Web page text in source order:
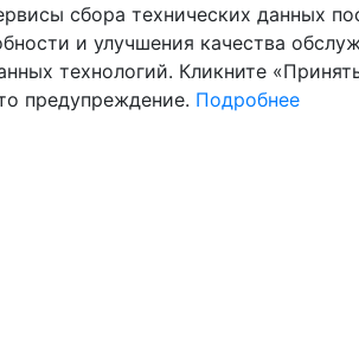
сбора технических данных
и улучшения качества
технологий. Кликните
предупреждение. Подробнее